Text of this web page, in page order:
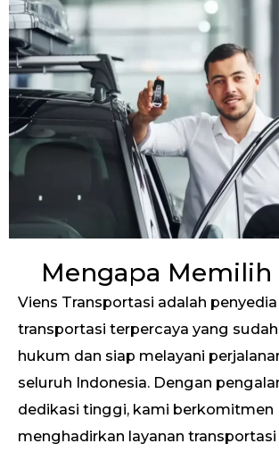
Mengapa Memilih
Viens Transportasi adalah
transportasi terpercaya yang
hukum dan siap melayani
seluruh Indonesia. Dengan
dedikasi tinggi, kami berkomitmen
menghadirkan layanan